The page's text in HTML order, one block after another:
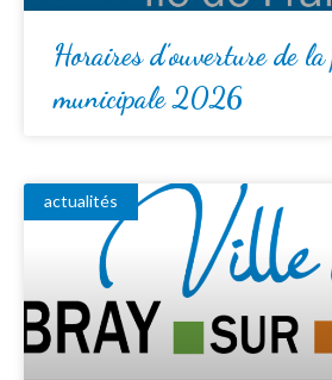
Horaires d’ouverture de
municipale 2026
actualités